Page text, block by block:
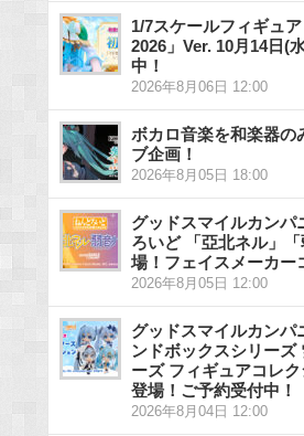
1/7スケールフィギュ
2026」Ver. 10月14日(
中！
2026年8月06日 12:00
ボカロ音楽を和楽器の
ブ企画！
2026年8月05日 18:00
グッドスマイルカンパ
ろいど 「亞北ネル」
場！フェイスメーカー
2026年8月05日 12:00
グッドスマイルカンパ
ンドボックスシリーズ
ーズ フィギュアコレ
登場！ご予約受付中！
2026年8月04日 12:00